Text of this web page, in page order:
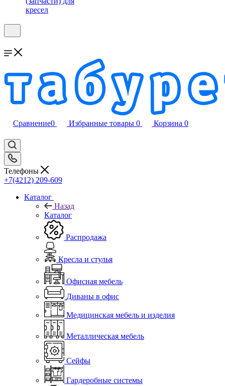
кресел
Сравнение0 Избранные товары 0 Корзина 0
Телефоны
+7(4212) 209-609
Каталог
Назад
Каталог
Распродажа
Кресла и стулья
Офисная мебель
Диваны в офис
Медицинская мебель и изделия
Металлическая мебель
Сейфы
Гардеробные системы